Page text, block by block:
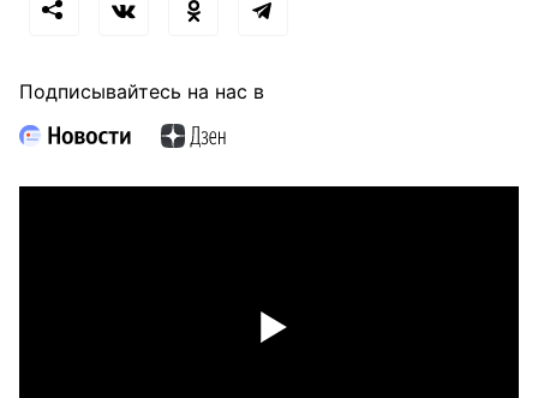
Подписывайтесь на нас в